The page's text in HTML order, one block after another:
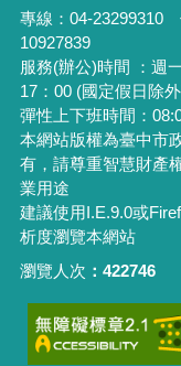
專線：04-23299310
10927839
服務(辦公)時間 ：週
17：00 (國定假日除
彈性上下班時間：
本網站版權為臺中市
有，請尊重智慧財產
業用途
建議使用I.E.9.0或
析度瀏覽本網站
瀏覽人次
422746